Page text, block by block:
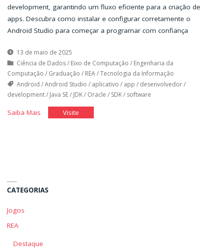
development, garantindo um fluxo eficiente para a criação de
apps. Descubra como instalar e configurar corretamente o
Android Studio para começar a programar com confiança
13 de maio de 2025
Ciência de Dados/ Eixo de Computação / Engenharia da
Computação / Graduação / REA/Tecnologia da Informação
Android /Android Studio / aplicativo / app / desenvolvedor/
development/ Java SE/ JDK/ Oracle / SDK/ software
Saiba Mais"Instalação
Visite"Instalação
CATEGORIAS
Jogos
REA
Destaque